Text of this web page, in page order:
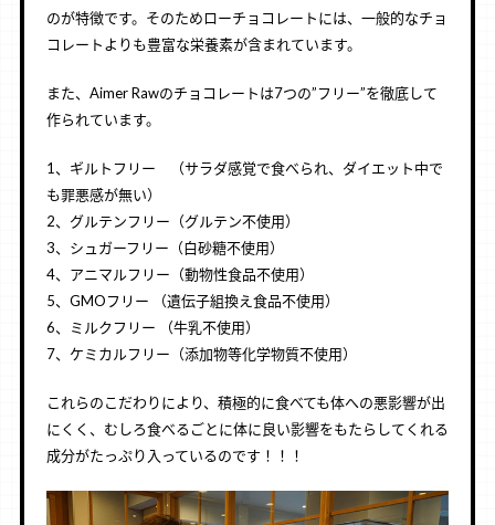
のが特徴です。そのためローチョコレートには、一般的なチョ
コレートよりも豊富な栄養素が含まれています。
また、Aimer Rawのチョコレートは7つの”フリー”を徹底して
作られています。
1、ギルトフリー （サラダ感覚で食べられ、ダイエット中で
も罪悪感が無い）
2、グルテンフリー（グルテン不使用）
3、シュガーフリー（白砂糖不使用）
4、アニマルフリー（動物性食品不使用）
5、GMOフリー （遺伝子組換え食品不使用）
6、ミルクフリー （牛乳不使用）
7、ケミカルフリー（添加物等化学物質不使用）
これらのこだわりにより、積極的に食べても体への悪影響が出
にくく、むしろ食べるごとに体に良い影響をもたらしてくれる
成分がたっぷり入っているのです！！！